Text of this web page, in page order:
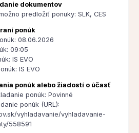
dokumentov
predložiť ponuky: SLK, CES
ponúk
08.06.2026
09:05
IS EVO
IS EVO
ponúk alebo žiadostí o účasť
ponúk: Povinné
ponúk (URL):
vyhladavanie/vyhladavanie-
558591